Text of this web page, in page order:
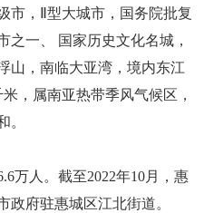
市，Ⅱ型大城市，国务院批复
之一、 国家历史文化名城，
山，南临大亚湾，境内东江
，属南亚热带季风气候区，
。
万人。截至2022年10月，惠
政府驻惠城区江北街道。